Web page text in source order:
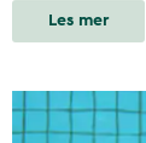
Les mer